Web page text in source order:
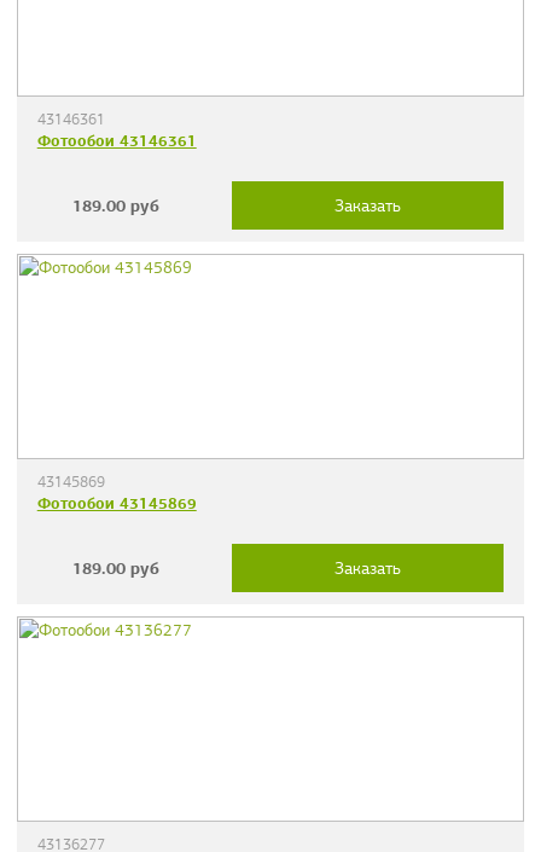
43146361
Фотообои 43146361
189.00 руб Заказать
43145869
Фотообои 43145869
189.00 руб Заказать
43136277